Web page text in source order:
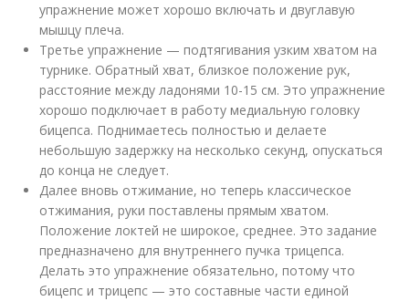
упражнение может хорошо включать и двуглавую
мышцу плеча.
Третье упражнение — подтягивания узким хватом на
турнике. Обратный хват, близкое положение рук,
расстояние между ладонями 10-15 см. Это упражнение
хорошо подключает в работу медиальную головку
бицепса. Поднимаетесь полностью и делаете
небольшую задержку на несколько секунд, опускаться
до конца не следует.
Далее вновь отжимание, но теперь классическое
отжимания, руки поставлены прямым хватом.
Положение локтей не широкое, среднее. Это задание
предназначено для внутреннего пучка трицепса.
Делать это упражнение обязательно, потому что
бицепс и трицепс — это составные части единой